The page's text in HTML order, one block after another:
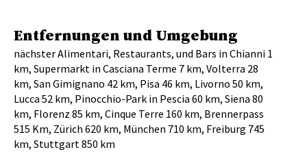
Entfernungen und Umgebung
nächster Alimentari, Restaurants, und Bars in Chianni 1
km, Supermarkt in Casciana Terme 7 km, Volterra 28
km, San Gimignano 42 km, Pisa 46 km, Livorno 50 km,
Lucca 52 km, Pinocchio-Park in Pescia 60 km, Siena 80
km, Florenz 85 km, Cinque Terre 160 km, Brennerpass
515 Km, Zürich 620 km, München 710 km, Freiburg 745
km, Stuttgart 850 km